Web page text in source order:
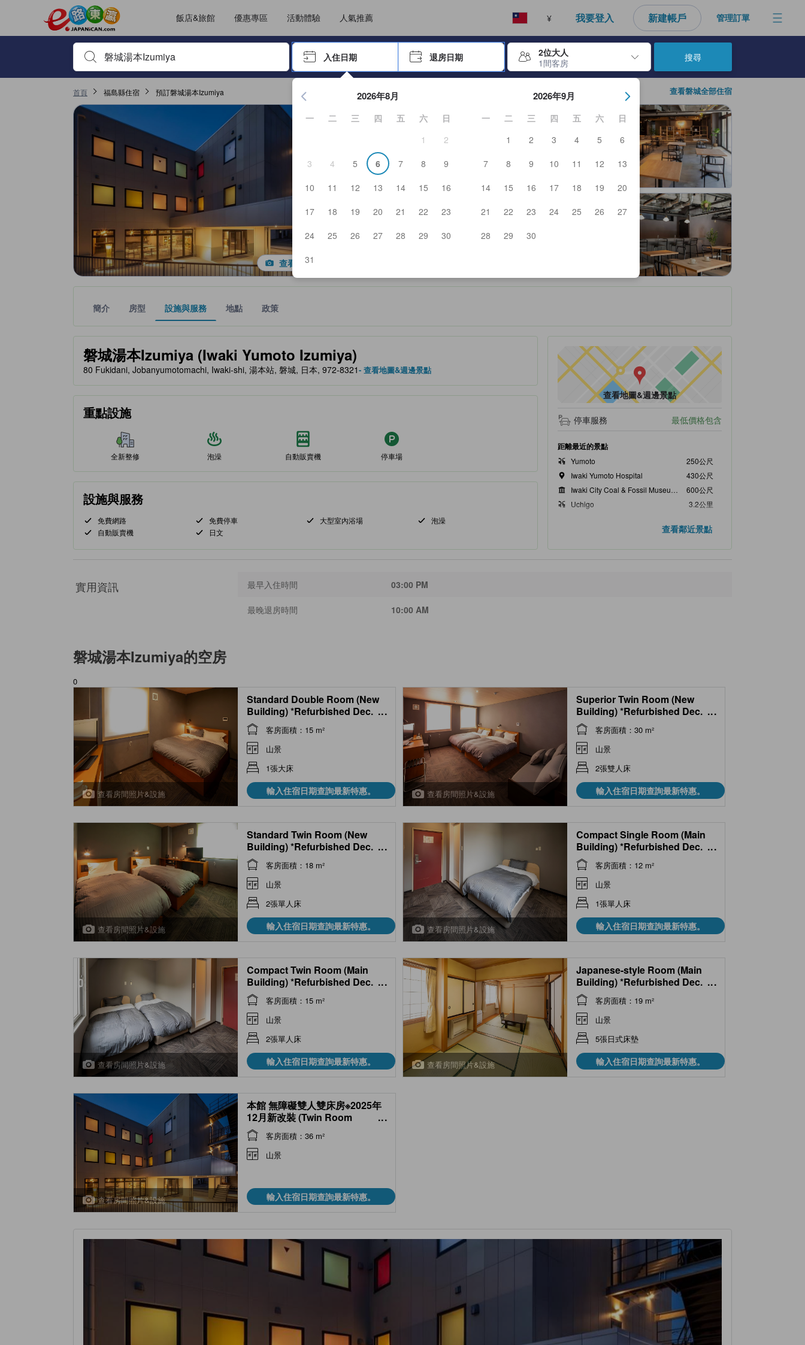
飯店&旅館 優惠專區 活動體驗 人氣推薦 ¥ 我要登入 新建帳戶 管理訂單
輸入住宿名稱或關鍵字查詢，使用上下鍵或Tab鍵移動，並按「Enter」來選擇
入住日期 退房日期
2位大人
1間客房
按Enter鍵開始在日期選擇器中查看。使用方向鍵瀏覽入住和退房日期。使用Enter鍵選擇日期後，將選擇入住日期。重複相同方法以選擇
2026年8月
一 二 三 四 五 六
日
1
2
3
4 5 6 7 8
9
10
11 12 13 14 15
16
17
18 19 20 21 22
23
24
25 26 27 28 29
30
31
2026年9月
一 二 三 四 五 六
日
1
2 3 4 5
6
7
8 9 10 11 12
13
14
15 16 17 18 19
20
21
22 23 24 25 26
27
28
29 30
搜尋
首頁 福島縣住宿 預訂磐城湯本Izumiya 查看磐城全部住宿
查看所有照片
簡介 房型 設施與服務 地點 政策
磐城湯本Izumiya (Iwaki Yumoto Izumiya)
tooltip
黃金星等由本站合作夥伴提供，可作為您判斷舒適度、設施與服務項目的參考指標
80 Fukidani, Jobanyumotomachi, Iwaki-shi, 湯本站, 磐城, 日本, 972-8321- 查看地圖&週邊景點
重點設施
全新整修 泡澡 自動販賣機 停車場
設施與服務
免費網路 免費停車 大型室內浴場
泡澡
自動販賣機
日文
查看地圖&週邊景點
停車服務 最低價格包含
距離最近的景點
Yumoto
250公尺
Iwaki Yumoto Hospital
430公尺
Iwaki City Coal & Fossil Museum (Horuru)
600公尺
Uchigo
3.2公里
查看鄰近景點
實用資訊 最早入住時間 03:00 PM
最晚退房時間 10:00 AM
磐城湯本Izumiya的空房
0
查看房間照片&設施
Standard Double Room (New
Building) *Refurbished Dec.
2025
...
客房面積：15 m²
山景
1張大床
輸入住宿日期查詢最新特惠。 查看房間照片&設施
Superior Twin Room (New
Building) *Refurbished Dec.
2025
...
客房面積：30 m²
山景
2張雙人床
輸入住宿日期查詢最新特惠。
查看房間照片&設施
Standard Twin Room (New
Building) *Refurbished Dec.
2025
...
客房面積：18 m²
山景
2張單人床
輸入住宿日期查詢最新特惠。 查看房間照片&設施
Compact Single Room (Main
Building) *Refurbished Dec.
2025
...
客房面積：12 m²
山景
1張單人床
輸入住宿日期查詢最新特惠。
查看房間照片&設施
Compact Twin Room (Main
Building) *Refurbished Dec.
2025
...
客房面積：15 m²
山景
2張單人床
輸入住宿日期查詢最新特惠。 查看房間照片&設施
Japanese-style Room (Main
Building) *Refurbished Dec.
2025, Allocated on arrival
...
客房面積：19 m²
山景
5張日式床墊
輸入住宿日期查詢最新特惠。
查看房間照片&設施
本館 無障礙雙人雙床房※2025年
12月新改裝 (Twin Room
(Barrier Free, Main Building)
*Refurbished Dec. 2025 )
...
客房面積：36 m²
山景
輸入住宿日期查詢最新特惠。